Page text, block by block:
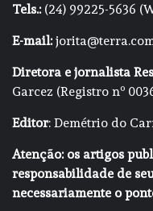
Tels.:(24) 99225-5636
E-mail:
Diretora e jornalista
Garcez (Registro nº
Editor: Demétrio do
Atenção: os artigos
responsabilidade de
necessariamente o